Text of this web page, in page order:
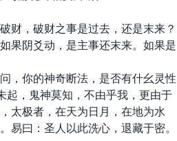
，破财之事是过去，还是末来？
果阴爻动，是主事还末来。如果是
你的神奇断法，是否有什幺灵性
起，鬼神莫知，不由乎我，更由于
太极者，在天为日月，在地为水
易曰：圣人以此洗心，退藏于密。